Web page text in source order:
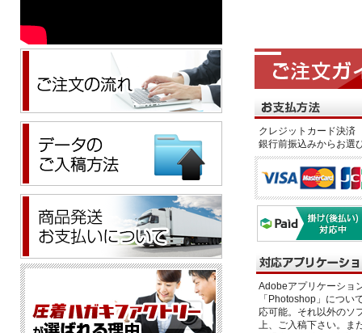
クレジットカード決
銀行前振込みからお選
Adobeアプリケーショ
「Photoshop」につい
応可能。それ以外のソ
上、ご入稿下さい。ま